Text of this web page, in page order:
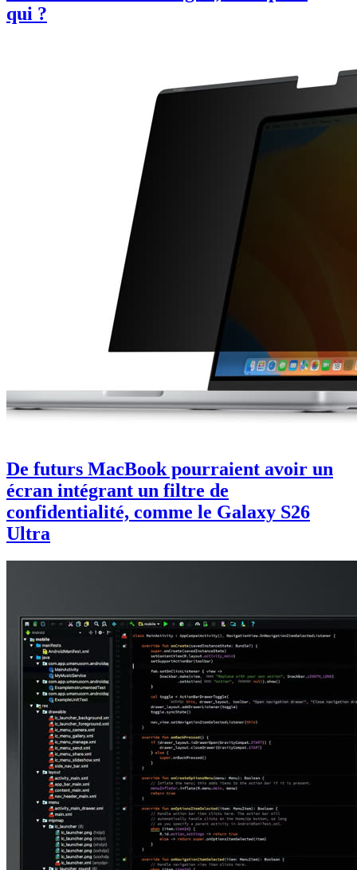
qui ?
De futurs MacBook pourraient avoir un
écran intégrant un filtre de
confidentialité, comme le Galaxy S26
Ultra